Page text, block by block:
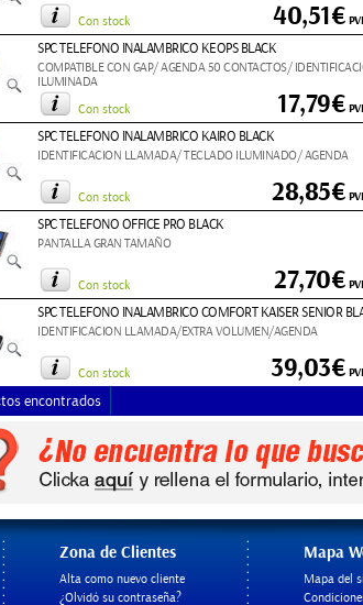
Con stock 40,51€
SPC TELEFONO INALAMBRICO KEOPS BLACK
COMPATIBLE CON GAP/ AGENDA 50 CONTACTOS/
ILUMINADA
Con stock
17,79€
SPC TELEFONO INALAMBRICO KAIRO BLACK
IDENTIFICACION LLAMADA/ TECLADO ILUMINADO/ AGENDA
Con stock 28,85€
SPC TELEFONO OFFICE PRO BLACK
PANTALLA GRAN TAMAÑO
Con stock 27,70€
SPC TELEFONO INALAMBRICO COMFORT KAISER SENIOR
IDENTIFICACION LLAMADA/EXTRA VOLUMEN/AGENDA
Con stock 39,03€
encontrados
Zona de Clientes
Alta como nuevo cliente
¿Olvidó su contraseña?
Mapa
Mapa del